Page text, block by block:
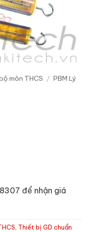
môn THCS / PBM Lý
để nhận giá
Thiết bị GD chuẩn